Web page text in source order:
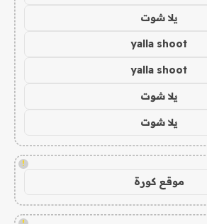
يلا شوت
yalla shoot
yalla shoot
يلا شوت
يلا شوت
!
موقع كورة